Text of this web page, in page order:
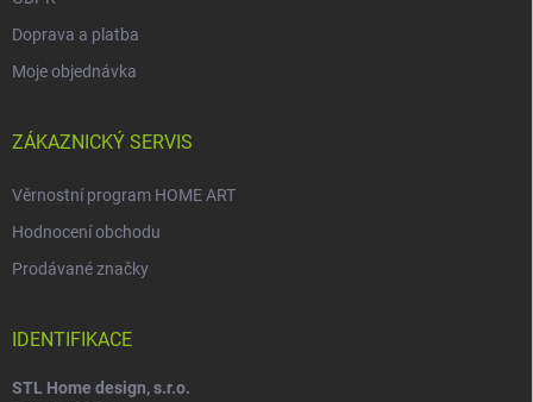
Doprava a platba
Moje objednávka
ZÁKAZNICKÝ SERVIS
Věrnostní program HOME ART
Hodnocení obchodu
Prodávané značky
IDENTIFIKACE
STL Home design, s.r.o.